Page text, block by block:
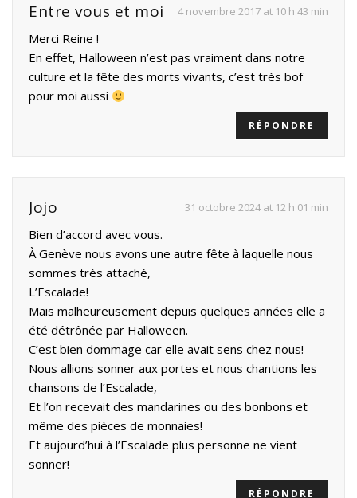
Entre vous et moi 4 novembre 2017 at 10 h 43 min
Merci Reine !
En effet, Halloween n’est pas vraiment dans notre
culture et la fête des morts vivants, c’est très bof
pour moi aussi
RÉPONDRE
Jojo 31 octobre 2024 at 12 h 01 min
Bien d’accord avec vous.
À Genève nous avons une autre fête à laquelle nous
sommes très attaché,
L’Escalade!
Mais malheureusement depuis quelques années elle a
été détrônée par Halloween.
C’est bien dommage car elle avait sens chez nous!
Nous allions sonner aux portes et nous chantions les
chansons de l’Escalade,
Et l’on recevait des mandarines ou des bonbons et
même des pièces de monnaies!
Et aujourd’hui à l’Escalade plus personne ne vient
sonner!
RÉPONDRE